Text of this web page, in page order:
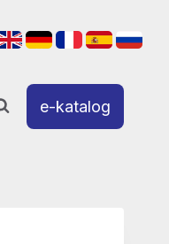
e-katalog